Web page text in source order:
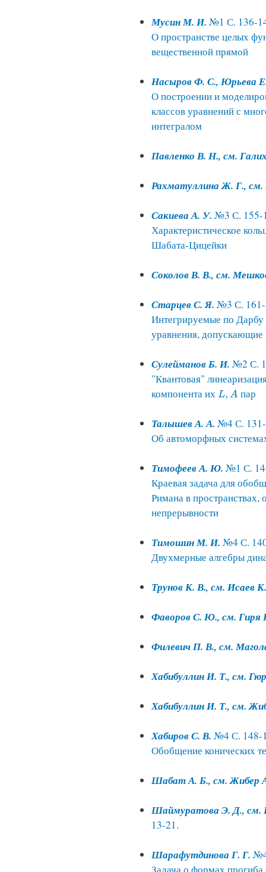
Мусин М. И. №1 С. 136-
О пространстве целых
вещественной прямой
Насыров Ф. С., Юрьева
О построении и
классов уравнений с
интегралом
Павленко В. Н., см.
Рахматуллина Ж. Г.,
Сакиева А. У. №3 С. 155-
Характеристическое
Шабата-Цицейки
Соколов В. В., см.
Старцев С. Я. №3 С.
Интегрируемые по
уравнения, допускающие
Сулейманов Б. И. №2 С.
"Квантовая"
компонента их L, A
L,A пар
Талышев А. А. №4 С.
Об автоморфных
Тимофеев А. Ю. №1 С.
Краевая задача для
Римана в
непрерывности
Тимошин М. И. №4 С.
Двухмерные алгебры
Трунов К. В., см. Исаев
Фаворов С. Ю., см.
Филевич П. В., см.
Хабибуллин И. Т., см.
Хабибуллин И. Т., см.
Хабиров С. В. №4 С. 148-
Обобщение конических
Шабат А. Б., см. Жибер
Шаймуратова Э. Д., см.
13-21.
Шарафутдинова Г. Г.
Задача о формах